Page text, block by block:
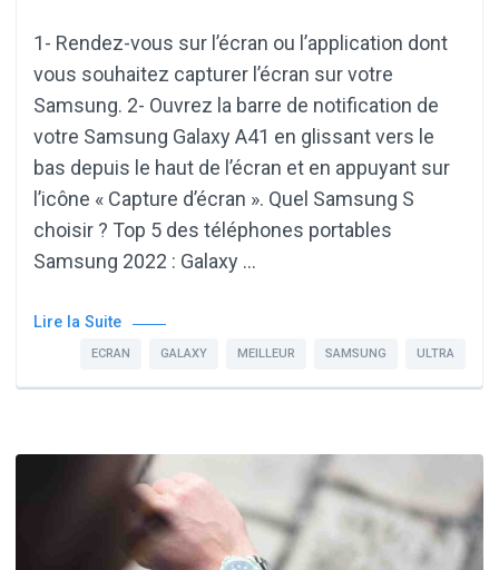
1- Rendez-vous sur l’écran ou l’application dont
vous souhaitez capturer l’écran sur votre
Samsung. 2- Ouvrez la barre de notification de
votre Samsung Galaxy A41 en glissant vers le
bas depuis le haut de l’écran et en appuyant sur
l’icône « Capture d’écran ». Quel Samsung S
choisir ? Top 5 des téléphones portables
Samsung 2022 : Galaxy …
Lire la Suite
ECRAN GALAXY MEILLEUR SAMSUNG ULTRA